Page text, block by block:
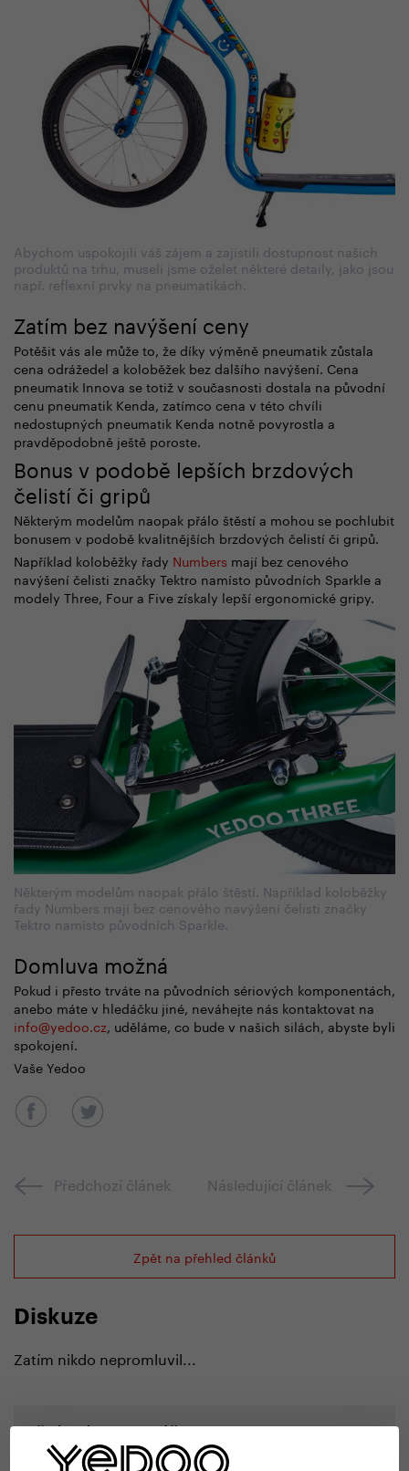
Abychom uspokojili váš zájem a zajistili dostupnost našich
produktů na trhu, museli jsme oželet některé detaily, jako jsou
např. reflexní prvky na pneumatikách.
Zatím bez navýšení ceny
Potěšit vás ale může to, že díky výměně pneumatik zůstala
cena odrážedel a koloběžek bez dalšího navýšení. Cena
pneumatik Innova se totiž v současnosti dostala na původní
cenu pneumatik Kenda, zatímco cena v této chvíli
nedostupných pneumatik Kenda notně povyrostla a
pravděpodobně ještě poroste.
Bonus v podobě lepších brzdových
čelistí či gripů
Některým modelům naopak přálo štěstí a mohou se pochlubit
bonusem v podobě kvalitnějších brzdových čelistí či gripů.
Například koloběžky řady Numbers mají bez cenového
navýšení čelisti značky Tektro namísto původních Sparkle a
modely Three, Four a Five získaly lepší ergonomické gripy.
Některým modelům naopak přálo štěstí. Například koloběžky
řady Numbers mají bez cenového navýšení čelisti značky
Tektro namísto původních Sparkle.
Domluva možná
Pokud i přesto trváte na původních sériových komponentách,
anebo máte v hledáčku jiné, neváhejte nás kontaktovat na
info@yedoo.cz, uděláme, co bude v našich silách, abyste byli
spokojení.
Vaše Yedoo
Předchozí článek Následující článek
Zpět na přehled článků
Diskuze
Zatím nikdo nepromluvil...
Přidat komentář